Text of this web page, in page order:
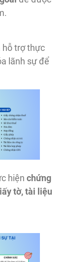
hỗ trợ thực
lãnh sự để
hiện chứng
tờ, tài liệu